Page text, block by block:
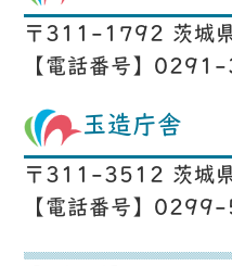
〒311-1792 茨城
【電話番号】
玉造庁舎
〒311-3512 茨城
【電話番号】